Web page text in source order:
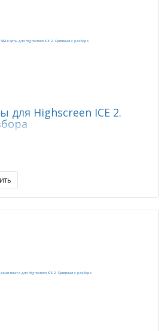
для Highscreen ICE 2.